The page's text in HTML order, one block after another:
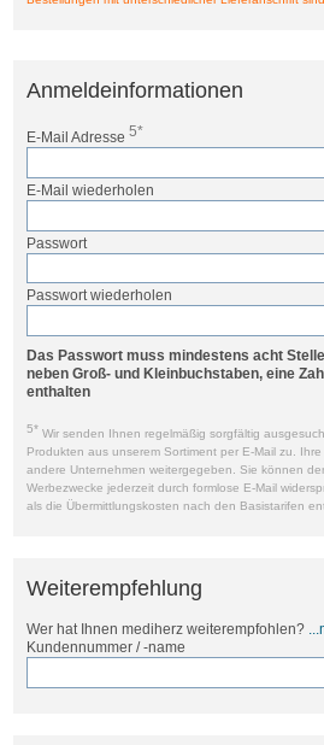
Anmeldeinformationen
E-Mail Adresse 5*
E-Mail wiederholen
Passwort
Passwort wiederholen
Das Passwort muss mindestens acht
neben Groß- und Kleinbuchstaben, eine
enthalten
5* Wir senden Ihnen regelmäßig sorgfältig
Produkten aus unserem Sortiment per E-Mail zu.
andere Unternehmen weitergegeben. Sie können
Werbezwecke jederzeit durch formlose E-Mail
als die Übermittlungskosten nach den Basistarifen
Weiterempfehlung
Wer hat Ihnen mediherz weiterempfohlen?
Kundennummer / -name